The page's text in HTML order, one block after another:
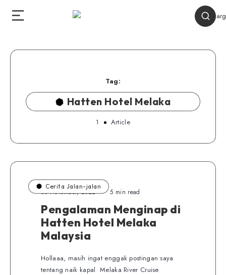
Tag:
Hatten Hotel Melaka
1 Article
Cerita Jalan-jalan
30 November, 2022 5 min read
Pengalaman Menginap di
Hatten Hotel Melaka
Malaysia
Hollaaa, masih ingat enggak postingan saya
tentang naik kapal Melaka River Cruise